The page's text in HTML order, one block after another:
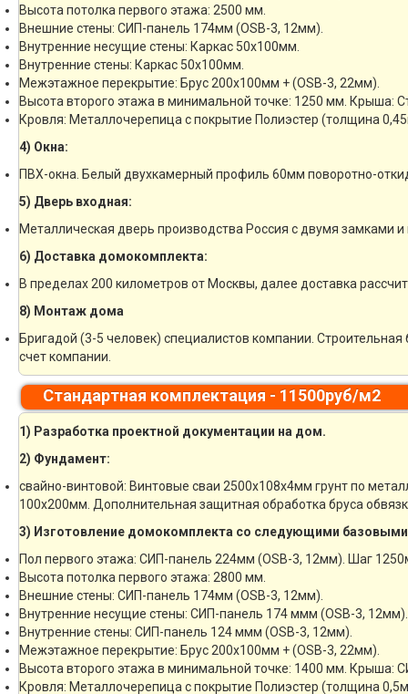
Высота потолка первого этажа: 2500 мм.
Внешние стены: СИП-панель 174мм (OSB-3, 12мм).
Внутренние несущие стены: Каркас 50х100мм.
Внутренние стены: Каркас 50х100мм.
Межэтажное перекрытие: Брус 200х100мм + (OSB-3, 22мм).
Высота второго этажа в минимальной точке: 1250 мм. Крыша:
Кровля: Металлочерепица с покрытие Полиэстер (толщина
4) Окна:
ПВХ-окна. Белый двухкамерный профиль 60мм поворотно-
5) Дверь входная:
Металлическая дверь производства Россия с двумя замками и
6) Доставка домокомплекта:
В пределах 200 километров от Москвы, далее доставка
8) Монтаж дома
Бригадой (3-5 человек) специалистов компании.
счет компании.
Стандартная комплектация - 11500руб/м2
1) Разработка проектной документации на дом.
2) Фундамент:
свайно-винтовой: Винтовые сваи 2500х108х4мм грунт по
100х200мм. Дополнительная защитная обработка бруса
3) Изготовление домокомплекта со следующими базовыми
Пол первого этажа: СИП-панель 224мм (OSB-3, 12мм). Шаг
Высота потолка первого этажа: 2800 мм.
Внешние стены: СИП-панель 174мм (OSB-3, 12мм).
Внутренние несущие стены: СИП-панель 174 ммм (OSB-3, 12мм).
Внутренние стены: СИП-панель 124 ммм (OSB-3, 12мм).
Межэтажное перекрытие: Брус 200х100мм + (OSB-3, 22мм).
Высота второго этажа в минимальной точке: 1400 мм. Крыша:
Кровля: Металлочерепица с покрытие Полиэстер (толщина